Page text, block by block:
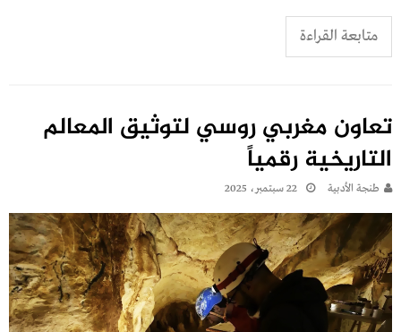
متابعة القراءة
تعاون مغربي روسي لتوثيق المعالم
التاريخية رقمياً
طنجة الأدبية 22 سبتمبر، 2025